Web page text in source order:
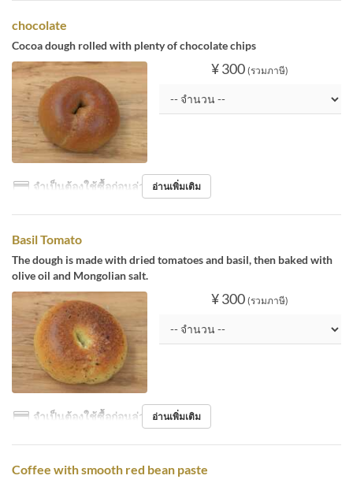
chocolate
Cocoa dough rolled with plenty of chocolate chips
¥ 300 (รวมภาษี)
จำเป็นต้องใช้ซื้อก่อนล่วงหน้าอ่านเพิ่มเติม
Basil Tomato
The dough is made with dried tomatoes and basil, then baked with
olive oil and Mongolian salt.
¥ 300 (รวมภาษี)
จำเป็นต้องใช้ซื้อก่อนล่วงหน้าอ่านเพิ่มเติม
Coffee with smooth red bean paste